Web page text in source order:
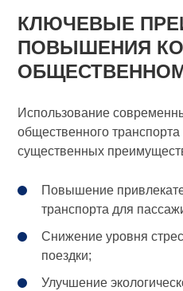
КЛЮЧЕВЫЕ
ПОВЫШЕНИЯ
Использование
общественного
существенных
Повышение
транспорта для
Снижение уровня
поездки;
Улучшение